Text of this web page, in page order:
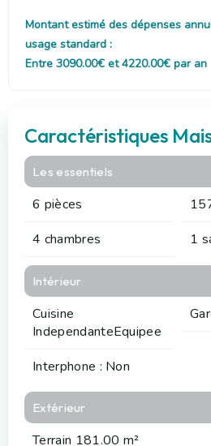
Montant estimé des dépenses
usage standard :
Entre 3090.00€ et 4220.00€ par an
Caractéristiques
Les essentiels
6 pièces
4 chambres
1
Intérieur
Cuisine
IndependanteEquipee
Interphone : Non
Extérieur
Terrain 181.00 m²